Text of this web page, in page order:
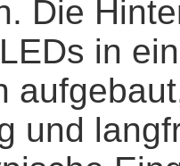
Die
in
und